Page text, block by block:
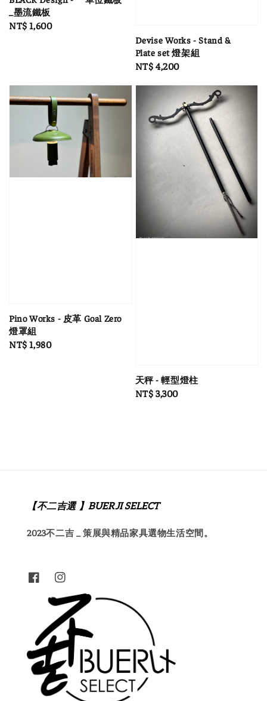
_墨流鐵板
Regular
NT$ 1,600
Devise Works - Stand &
Plate set 燈架組
Regular
NT$ 4,200
Pino Works - 皮革 Goal Zero
燈罩組
Regular
NT$ 1,980
天秤 - 輕型燈柱
Regular
NT$ 3,300
【不二吉選 】BUERJI SELECT
2023不二吉 _ 策展與精品家具選物生活空間。